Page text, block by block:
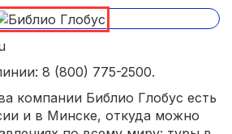
8 (800) 775-2500.
компании Библио Глобус есть
и в Минске, откуда можно